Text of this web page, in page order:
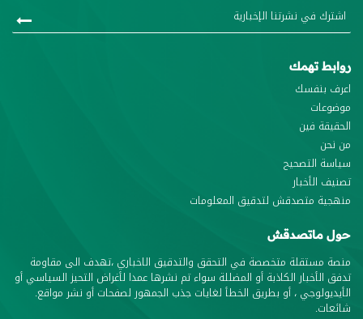
روابط تهمك
اعرف بنفسك
موضوعات
الحقيقة فين
من نحن
سياسة التصحيح
تصنيف الأخبار
منهجية متصدقش لتدقيق المعلومات
حول ماتصدقش
منصة مستقلة متخصصة في التحقق والتدقيق الاخباري ،تهدف الى مقاومة
تدفق الأخبار الكاذبة أو المضللة سواء تم نشرها عمدا لأغراض التحيز السياسي أو
الأيديولوجي ، أو بطريق الخطأ لغايات جذب الجمهور لصفحات أو نشر مواقع.
شائعات.